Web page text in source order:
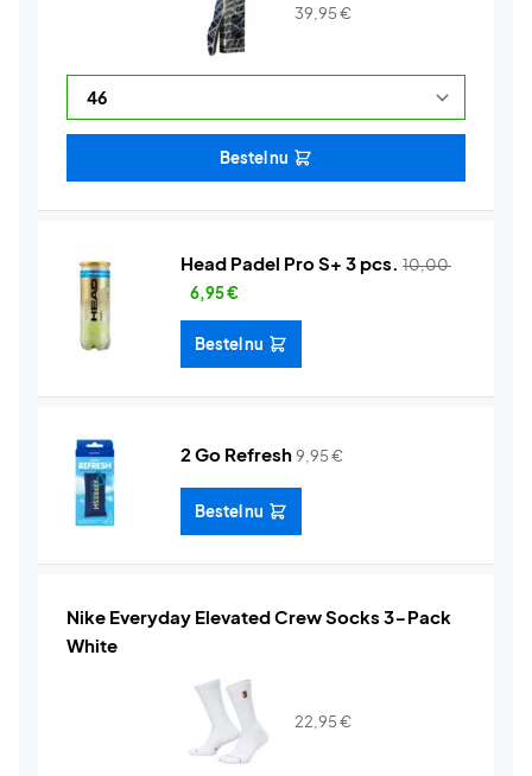
39,95€
Bestel nu
Head Padel Pro S+ 3 pcs. 10,00
6,95€
Bestel nu
2 Go Refresh9,95€
Bestel nu
Nike Everyday Elevated Crew Socks 3-Pack
White
22,95€